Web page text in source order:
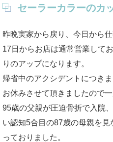
セーラーカラーのカ
昨晩実家から戻り、今日から仕
17日からお店は通常営業して
りのアップになります。
帰省中のアクシデントにつき
お休みさせて頂きましたので
95歳の父親が圧迫骨折で入院
い認知5合目の87歳の母親を
っておりました。